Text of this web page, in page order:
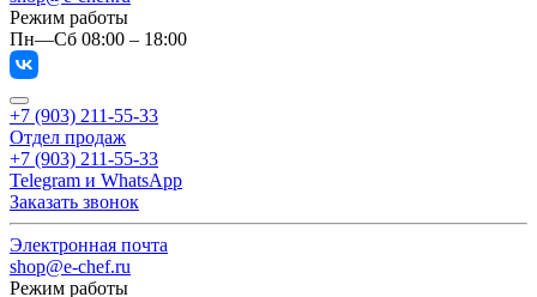
Режим работы
Пн—Сб 08:00 – 18:00
+7 (903) 211-55-33
Отдел продаж
+7 (903) 211-55-33
Telegram и WhatsApp
Заказать звонок
Электронная почта
shop@e-chef.ru
Режим работы